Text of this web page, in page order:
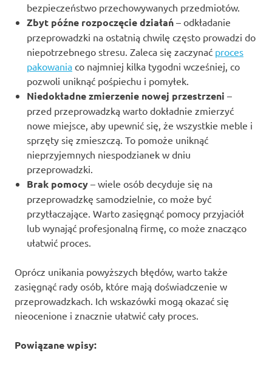
bezpieczeństwo przechowywanych przedmiotów.
Zbyt późne rozpoczęcie działań – odkładanie
przeprowadzki na ostatnią chwilę często prowadzi do
niepotrzebnego stresu. Zaleca się zaczynać proces
pakowania co najmniej kilka tygodni wcześniej, co
pozwoli uniknąć pośpiechu i pomyłek.
Niedokładne zmierzenie nowej przestrzeni –
przed przeprowadzką warto dokładnie zmierzyć
nowe miejsce, aby upewnić się, że wszystkie meble i
sprzęty się zmieszczą. To pomoże uniknąć
nieprzyjemnych niespodzianek w dniu
przeprowadzki.
Brak pomocy – wiele osób decyduje się na
przeprowadzkę samodzielnie, co może być
przytłaczające. Warto zasięgnąć pomocy przyjaciół
lub wynająć profesjonalną firmę, co może znacząco
ułatwić proces.
Oprócz unikania powyższych błędów, warto także
zasięgnąć rady osób, które mają doświadczenie w
przeprowadzkach. Ich wskazówki mogą okazać się
nieocenione i znacznie ułatwić cały proces.
Powiązane wpisy: